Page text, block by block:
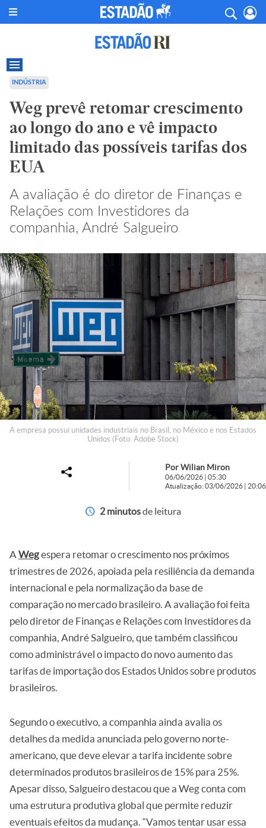
INDÚSTRIA
Weg prevê retomar crescimento
ao longo do ano e vê impacto
limitado das possíveis tarifas dos
EUA
A avaliação é do diretor de Finanças e
Relações com Investidores da
companhia, André Salgueiro
A empresa possui unidades industriais no Brasil, no México e nos Estados
Unidos (Foto: Adobe Stock)
Por Wilian Miron
06/06/2026 | 05:30
Atualização: 03/06/2026 | 20:06
2 minutosde leitura
A Wegespera retomar o crescimento nos próximos
trimestres de 2026, apoiada pela resiliência da demanda
internacional e pela normalização da base de
comparação no mercado brasileiro. A avaliação foi feita
pelo diretor de Finanças e Relações com Investidores da
companhia, André Salgueiro, que também classificou
como administrável o impacto do novo aumento das
tarifas de importação dos Estados Unidos sobre produtos
brasileiros.
Segundo o executivo, a companhia ainda avalia os
detalhes da medida anunciada pelo governo norte-
americano, que deve elevar a tarifa incidente sobre
determinados produtos brasileiros de 15% para 25%.
Apesar disso, Salgueiro destacou que a Weg conta com
uma estrutura produtiva global que permite reduzir
eventuais efeitos da mudança. “Vamos tentar usar essa